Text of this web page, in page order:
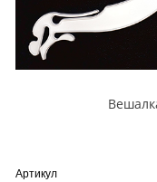
Артикул